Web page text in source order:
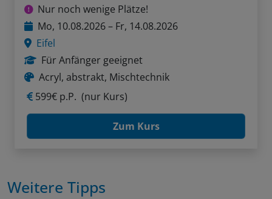
Nur noch wenige Plätze!
Mo, 10.08.2026 – Fr, 14.08.2026
Eifel
Für Anfänger geeignet
Acryl, abstrakt, Mischtechnik
599€ p.P. (nur Kurs)
Zum Kurs
Weitere Tipps